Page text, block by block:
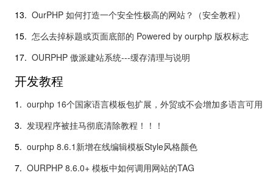
13. OurPHP 如何打造一个安全性极高的网站？（安全教程）
15. 怎么去掉标题或页面底部的 Powered by ourphp 版权标志
17. OURPHP 傲派建站系统---缓存清理与说明
开发教程
1. ourphp 16个国家语言模板包扩展，外贸或不会增加多语言可用
3. 发现程序被挂马彻底清除教程！！！
5. ourphp 8.6.1新增在线编辑模板Style风格颜色
7. OURPHP 8.6.0+ 模板中如何调用网站的TAG